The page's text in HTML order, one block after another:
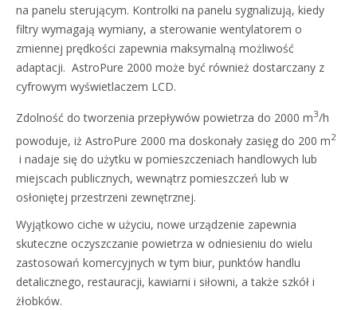
na panelu sterującym. Kontrolki na panelu sygnalizują, kiedy
filtry wymagają wymiany, a sterowanie wentylatorem o
zmiennej prędkości zapewnia maksymalną możliwość
adaptacji. AstroPure 2000 może być również dostarczany z
cyfrowym wyświetlaczem LCD.
Zdolność do tworzenia przepływów powietrza do 2000 m3/h
powoduje, iż AstroPure 2000 ma doskonały zasięg do 200 m2
i nadaje się do użytku w pomieszczeniach handlowych lub
miejscach publicznych, wewnątrz pomieszczeń lub w
osłoniętej przestrzeni zewnętrznej.
Wyjątkowo ciche w użyciu, nowe urządzenie zapewnia
skuteczne oczyszczanie powietrza w odniesieniu do wielu
zastosowań komercyjnych w tym biur, punktów handlu
detalicznego, restauracji, kawiarni i siłowni, a także szkół i
żłobków.